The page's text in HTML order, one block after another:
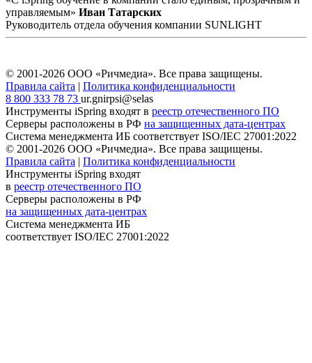
управляемым» Иван Татарских
Руководитель отдела обучения компании SUNLIGHT
© 2001-2026 ООО «Ричмедиа». Все права защищены.
Правила сайта | Политика конфиденциальности
8 800 333 78 73 ur.gnirpsi@selas
Инструменты iSpring входят в реестр отечественного ПО
Серверы расположены в РФ на защищенных дата-центрах
Система менеджмента ИБ соответствует ISO/IEC 27001:2022
© 2001-2026 ООО «Ричмедиа». Все права защищены.
Правила сайта | Политика конфиденциальности
Инструменты iSpring входят
в реестр отечественного ПО
Серверы расположены в РФ
на защищенных дата-центрах
Система менеджмента ИБ
соответствует ISO/IEC 27001:2022